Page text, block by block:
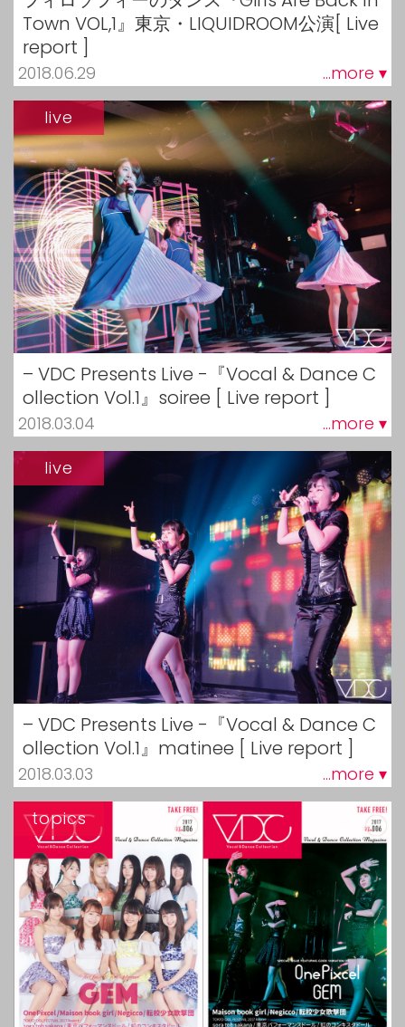
Town VOL,1』東京・LIQUIDROOM公演[ Live
report ]
2018.06.29 ...more ▾
– VDC Presents Live -『Vocal & Dance C
ollection Vol.1』soiree [ Live report ]
2018.03.04 ...more ▾
live
– VDC Presents Live -『Vocal & Dance C
ollection Vol.1』matinee [ Live report ]
2018.03.03 ...more ▾
live
topics